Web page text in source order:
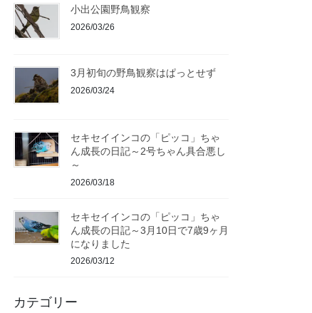
小出公園野鳥観察
2026/03/26
3月初旬の野鳥観察はぱっとせず
2026/03/24
セキセイインコの「ピッコ」ちゃ
ん成長の日記～2号ちゃん具合悪し
～
2026/03/18
セキセイインコの「ピッコ」ちゃ
ん成長の日記～3月10日で7歳9ヶ月
になりました
2026/03/12
カテゴリー